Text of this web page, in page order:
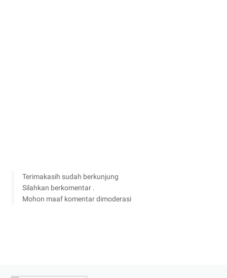
Terimakasih sudah berkunjung
Silahkan berkomentar .
Mohon maaf komentar dimoderasi